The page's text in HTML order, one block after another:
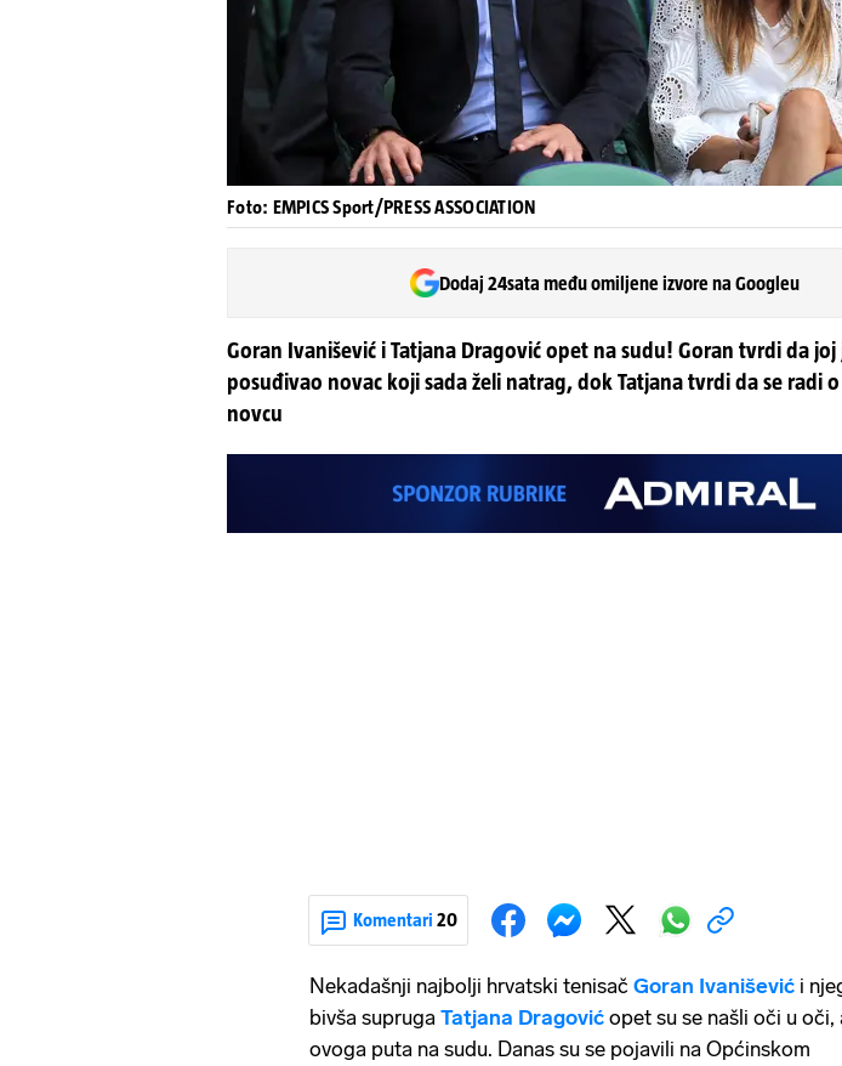
Foto: EMPICS Sport/PRESS ASSOCIATION
Dodaj 24sata među omiljene izvore na Googleu
Goran Ivanišević i Tatjana Dragović opet na sudu! Goran tvrdi da
posuđivao novac koji sada želi natrag, dok Tatjana tvrdi da se radi
novcu
Komentari 20
Nekadašnji najbolji hrvatski tenisač Goran Ivanišević i
bivša supruga Tatjana Dragović opet su se našli oči u oči,
ovoga puta na sudu. Danas su se pojavili na Općinskom